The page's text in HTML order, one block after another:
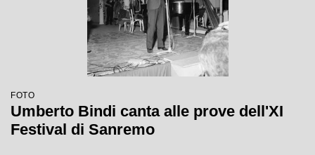
FOTO
Umberto Bindi canta alle prove dell'XI
Festival di Sanremo